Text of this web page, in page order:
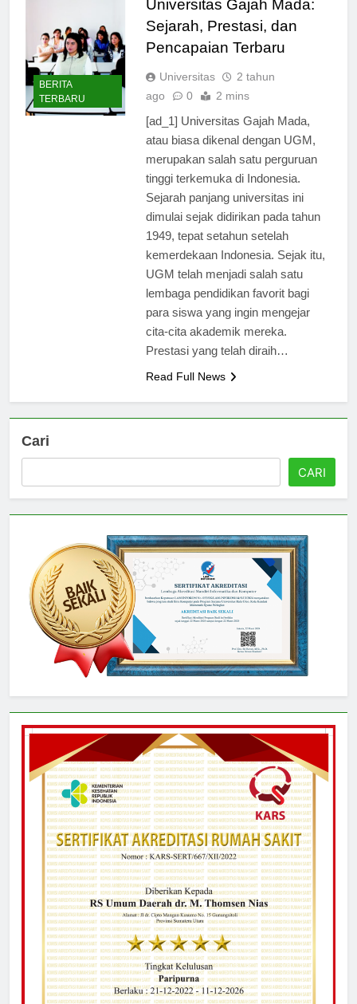
BERITA
TERBARU
Universitas Gajah Mada:
Sejarah, Prestasi, dan
Pencapaian Terbaru
Universitas
2 tahun
[ad_1] Universitas Gajah Mada,
atau biasa dikenal dengan UGM,
merupakan salah satu perguruan
tinggi terkemuka di Indonesia.
Sejarah panjang universitas ini
dimulai sejak didirikan pada tahun
1949, tepat setahun setelah
kemerdekaan Indonesia. Sejak itu,
UGM telah menjadi salah satu
lembaga pendidikan favorit bagi
para siswa yang ingin mengejar
cita-cita akademik mereka.
Cari
CARI